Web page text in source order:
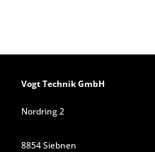
Vogt Technik GmbH
Nordring 2
8854 Siebnen